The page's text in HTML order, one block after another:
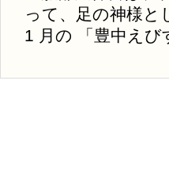
って、足の神様と
1 月の 「豊中えび